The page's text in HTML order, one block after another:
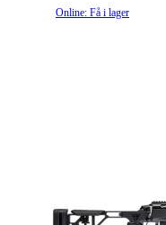
Online: Få i lager